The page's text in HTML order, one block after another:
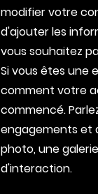
modifier votre
d'ajouter les
vous souhaitez
Si vous êtes une
comment votre
commencé.
engagements et
photo, une
d'interaction.